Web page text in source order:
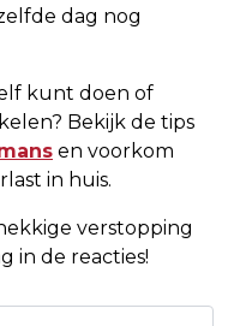
dag nog
kunt doen of
Bekijk de tips
en voorkom
in huis.
verstopping
in de reacties!